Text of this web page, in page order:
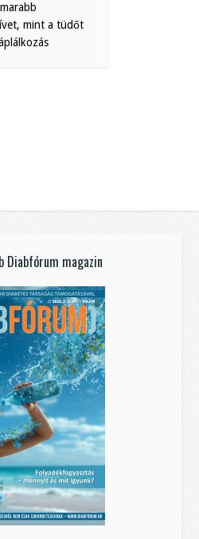
mint a tüdőt
Diabfórum magazin